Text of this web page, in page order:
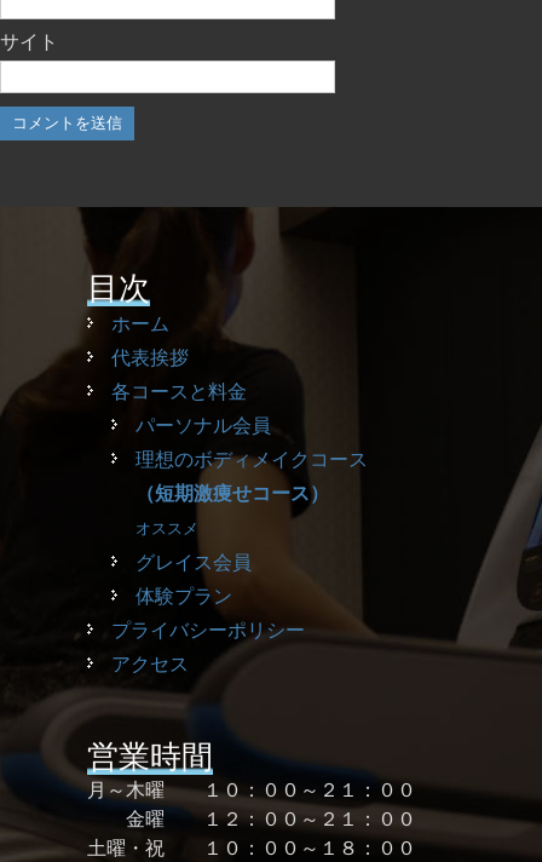
サイト
目次
ホーム
代表挨拶
各コースと料金
パーソナル会員
理想のボディメイクコース
（短期激痩せコース）
オススメ
グレイス会員
体験プラン
プライバシーポリシー
アクセス
営業時間
月～木曜 １０：００～２１：００
金曜 １２：００～２１：００
土曜・祝 １０：００～１８：００